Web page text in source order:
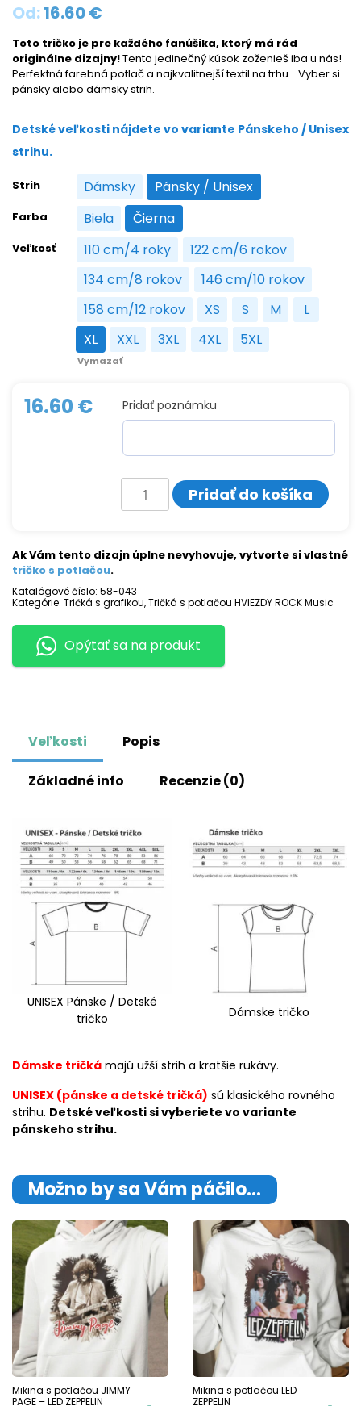
Od:16.60€
Toto tričko je pre každého fanúšika, ktorý má rád
originálne dizajny!Tento jedinečný kúsok zoženieš iba u nás!
Perfektná farebná potlač a najkvalitnejší textil na trhu… Vyber si
pánsky alebo dámsky strih.
Detské veľkosti nájdete vo variante Pánskeho / Unisex
strihu.
Strih Dámsky
Dámsky Pánsky / Unisex
Pánsky / Unisex
Farba Biela
Biela Čierna
Čierna
Veľkosť 110 cm/4 roky
110 cm/4 roky122 cm/6 rokov
122 cm/6 rokov
134 cm/8 rokov
134 cm/8 rokov146 cm/10 rokov
146 cm/10 rokov
158 cm/12 rokov
158 cm/12 rokov
XS
XS S
S M
M LL
XL
XL XXL
XXL 3XL
3XL 4XL
4XL 5XL
5XL
Vymazať
16.60€ Pridať poznámku
množstvo
Tričko
s
ZEPPELIN
Pridať do košíka
Ak Vám tento dizajn úplne nevyhovuje, vytvorte si vlastné
tričko s potlačou.
Katalógové číslo: 58-043
Kategórie: Tričká s grafikou,Tričká s potlačou HVIEZDY ROCK Music
Opýtať sa na produkt
Veľkosti Popis
Základné info Recenzie (0)
UNISEX Pánske / Detské
tričko
Dámske tričko
Dámske tričká majú užší strih a kratšie rukávy.
UNISEX (pánske a detské tričká) sú klasického rovného
strihu. Detské veľkosti si vyberiete vo variante
pánskeho strihu.
Možno by sa Vám páčilo…
Mikina s potlačou JIMMY
PAGE – LED ZEPPELIN
Mikina s potlačou LED
ZEPPELIN